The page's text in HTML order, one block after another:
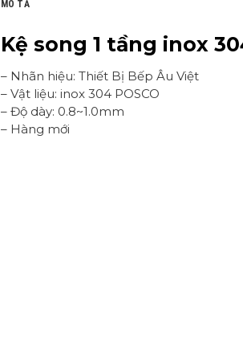
MÔ TẢ
Kệ song 1 tầng inox
– Nhãn hiệu: Thiết Bị Bếp Âu Việt
– Vật liệu: inox 304 POSCO
– Độ dày: 0.8~1.0mm
– Hàng mới